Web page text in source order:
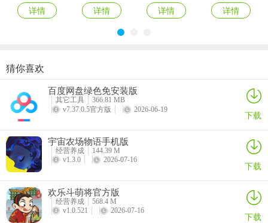
3. 访客在地牢能获得什么？
答：冒险家和战士进入地牢与危险生物战斗可获取奖励，科学家能探
详情
详情
详情
详情
珍珠奶茶革命
详情
烹饪环游记
详情
王座守护者
伯吉的温馨厨房手机版
猜你喜欢
百度网盘绿色免安装版
其它工具
366.81 MB
v7.37.0.5官方版
2026-06-19 下载
宇宙农场物语手机版
经营养成
144.39 M
v1.3.0
2026-07-16 下载
欢乐斗萌将官方版
经营养成
568.4 M
v1.0.521
2026-07-16 下载